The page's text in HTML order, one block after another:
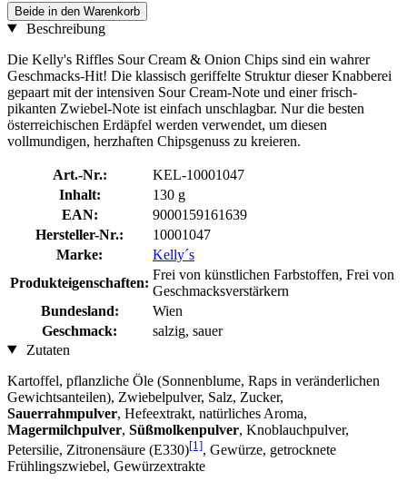
Beide in den Warenkorb
Beschreibung
Die Kelly's Riffles Sour Cream & Onion Chips sind ein wahrer
Geschmacks-Hit! Die klassisch geriffelte Struktur dieser Knabberei
gepaart mit der intensiven Sour Cream-Note und einer frisch-
pikanten Zwiebel-Note ist einfach unschlagbar. Nur die besten
österreichischen Erdäpfel werden verwendet, um diesen
vollmundigen, herzhaften Chipsgenuss zu kreieren.
Art.-Nr.:
KEL-10001047
Inhalt:
130 g
EAN:
9000159161639
Hersteller-Nr.:
10001047
Marke:
Kelly´s
Produkteigenschaften:
Frei von künstlichen Farbstoffen, Frei von
Geschmacksverstärkern
Bundesland:
Wien
Geschmack:
salzig, sauer
Zutaten
Kartoffel, pflanzliche Öle (Sonnenblume, Raps in veränderlichen
Gewichtsanteilen), Zwiebelpulver, Salz, Zucker,
Sauerrahmpulver, Hefeextrakt, natürliches Aroma,
Magermilchpulver, Süßmolkenpulver, Knoblauchpulver,
Petersilie, Zitronensäure (E330)[1], Gewürze, getrocknete
Frühlingszwiebel, Gewürzextrakte